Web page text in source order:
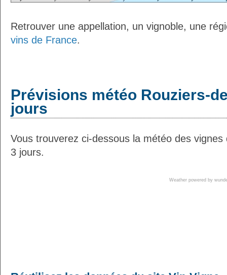
Retrouver une appellation, un vignoble, une
vins de France.
Prévisions météo Rouziers-
jours
Vous trouverez ci-dessous la météo des vignes
3 jours.
Weather powered by